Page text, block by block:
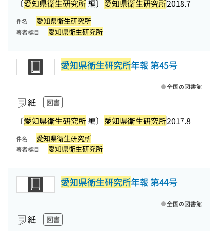
〔愛知県衛生研究所編〕 愛知県衛生研究所2018.7
件名 愛知県衛生研究所
著者標目 愛知県衛生研究所
愛知県衛生研究所年報 第45号
紙 図書
〔愛知県衛生研究所編〕 愛知県衛生研究所2017.8
全国の図書館
件名 愛知県衛生研究所
著者標目 愛知県衛生研究所
愛知県衛生研究所年報 第44号
紙 図書
全国の図書館